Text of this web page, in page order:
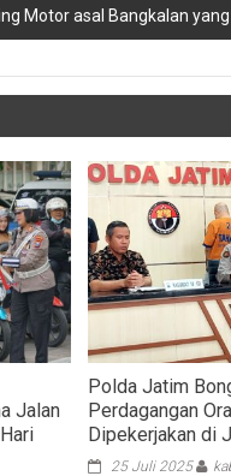
Motor asal Bangkalan
Jalan
Polda Jatim
Perdagangan
Dipekerjakan di
25 Juli 2025